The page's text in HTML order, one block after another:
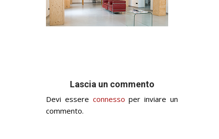
Lascia un commento
Devi essere connesso per inviare un
commento.